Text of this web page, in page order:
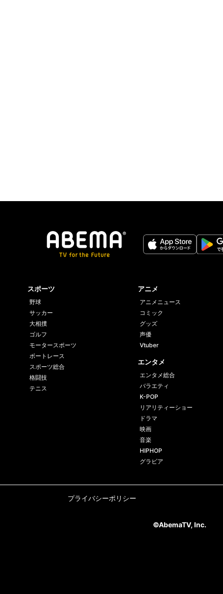
スポーツ
野球
サッカー
大相撲
ゴルフ
モータースポーツ
ボートレース
スポーツ総合
格闘技
テニス
アニメ
アニメニュース
コミック
グッズ
声優
Vtuber
エンタメ
エンタメ総合
バラエティ
K-POP
リアリティーショー
ドラマ
映画
音楽
HIPHOP
グラビア
プライバシーポリシー
©AbemaTV, Inc.